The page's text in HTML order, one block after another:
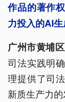
作品的著作
力投入的AI生
广州市黄埔
司法实践明
理提供了司
新质生产力